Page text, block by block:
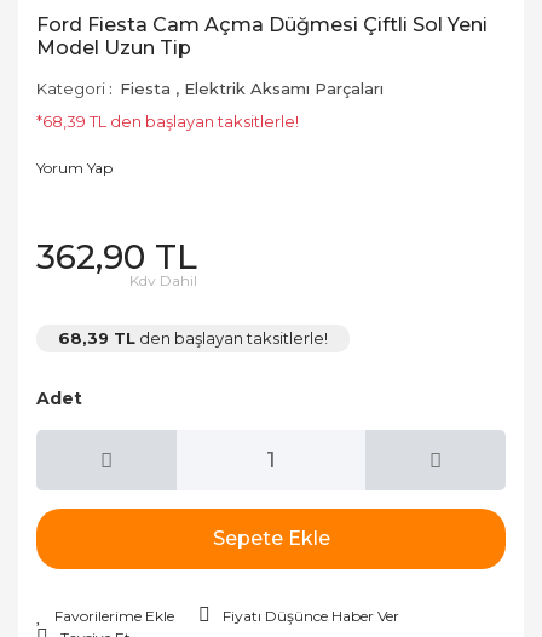
Ford Fiesta Cam Açma Düğmesi Çiftli Sol Yeni
Model Uzun Tip
Kategori Fiesta , Elektrik Aksamı Parçaları
*68,39 TL den başlayan taksitlerle!
Yorum Yap
362,90 TL
Kdv Dahil
68,39 TL den başlayan taksitlerle!
Adet
Sepete Ekle
Fiyatı Düşünce Haber Ver